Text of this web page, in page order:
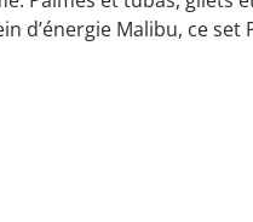
d’énergie Malibu, ce set